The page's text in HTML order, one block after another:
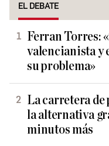
EL DEBATE
Ferran Torres:
valencianista y
su problema»
La carretera de
la alternativa
minutos más